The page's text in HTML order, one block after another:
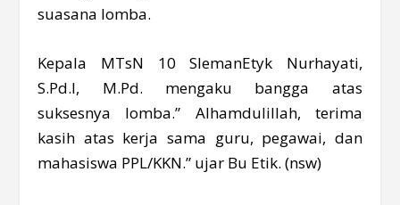
suasana lomba.
Kepala MTsN 10 SlemanEtyk Nurhayati,
S.Pd.I, M.Pd. mengaku bangga atas
suksesnya lomba.” Alhamdulillah, terima
kasih atas kerja sama guru, pegawai, dan
mahasiswa PPL/KKN.” ujar Bu Etik. (nsw)